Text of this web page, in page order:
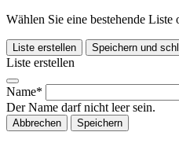
Wählen Sie eine bestehende Liste
Liste erstellen Speichern und
Liste erstellen
Name*
Der Name darf nicht leer sein.
Abbrechen Speichern